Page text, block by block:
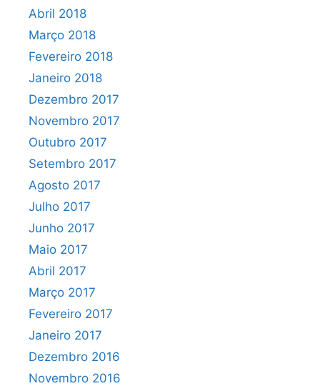
Abril 2018
Março 2018
Fevereiro 2018
Janeiro 2018
Dezembro 2017
Novembro 2017
Outubro 2017
Setembro 2017
Agosto 2017
Julho 2017
Junho 2017
Maio 2017
Abril 2017
Março 2017
Fevereiro 2017
Janeiro 2017
Dezembro 2016
Novembro 2016